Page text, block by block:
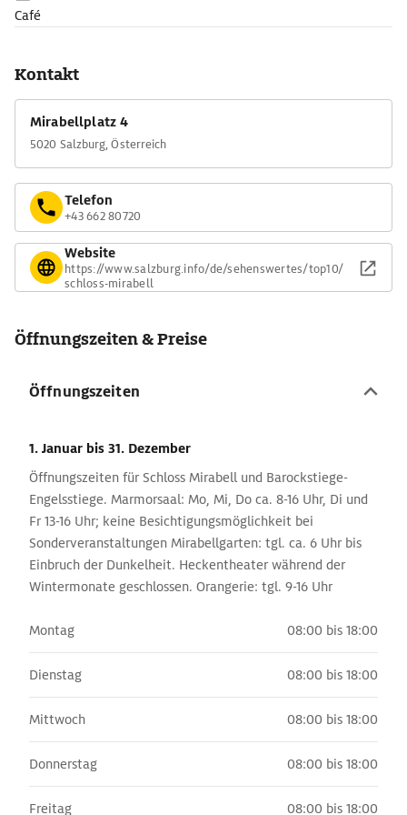
Café
Kontakt
Mirabellplatz 4
5020 Salzburg, Österreich
Telefon
+43 662 80720
Website
https://www.salzburg.info/de/sehenswertes/top10/
schloss-mirabell
Öffnungszeiten & Preise
Öffnungszeiten
1. Januar bis 31. Dezember
Öffnungszeiten für Schloss Mirabell und Barockstiege-
Engelsstiege. Marmorsaal: Mo, Mi, Do ca. 8-16 Uhr, Di und
Fr 13-16 Uhr; keine Besichtigungsmöglichkeit bei
Sonderveranstaltungen Mirabellgarten: tgl. ca. 6 Uhr bis
Einbruch der Dunkelheit. Heckentheater während der
Wintermonate geschlossen. Orangerie: tgl. 9-16 Uhr
Montag 08:00 bis 18:00
Dienstag 08:00 bis 18:00
Mittwoch 08:00 bis 18:00
Donnerstag 08:00 bis 18:00
Freitag 08:00 bis 18:00